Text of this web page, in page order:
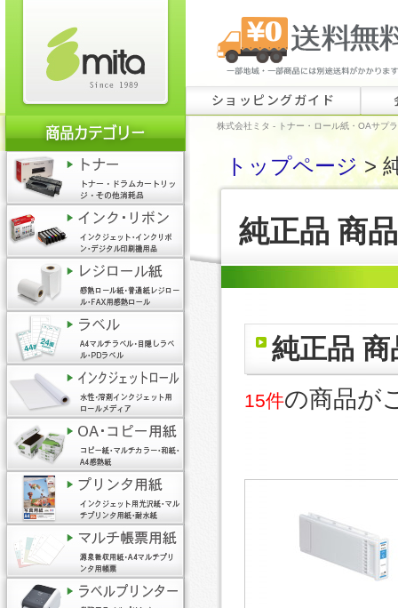
ショッピングガイド
株式会社ミタ - トナー・ロール紙・OAサプ
トップページ>
純正品 商
純正品 商
15件の商品が